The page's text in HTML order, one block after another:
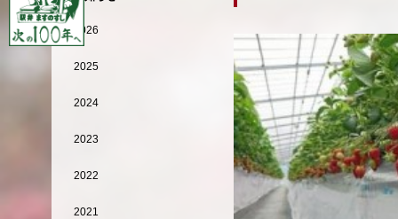
2026
2025
2024
2023
2022
2021